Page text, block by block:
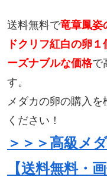
送料無料で竜章鳳姿
ドクリフ紅白の卵
ーズナブルな価格で
す。
メダカの卵の購入
ください！
＞＞＞高級メ
【送料無料・